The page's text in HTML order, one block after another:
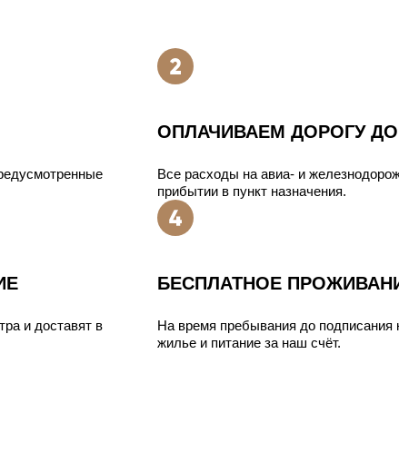
ОПЛАЧИВАЕМ ДОРОГУ
Все расходы на авиа- и
прибытии в пункт назначения.
и доставят в
БЕСПЛАТНОЕ
На время пребывания до подписания
жилье и питание за наш счёт.